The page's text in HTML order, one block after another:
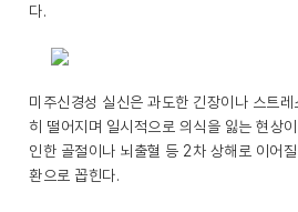
다.
미주신경성 실신은 과도한 긴장이나 스트
히 떨어지며 일시적으로 의식을 잃는 현상
인한 골절이나 뇌출혈 등 2차 상해로 이어
환으로 꼽힌다.